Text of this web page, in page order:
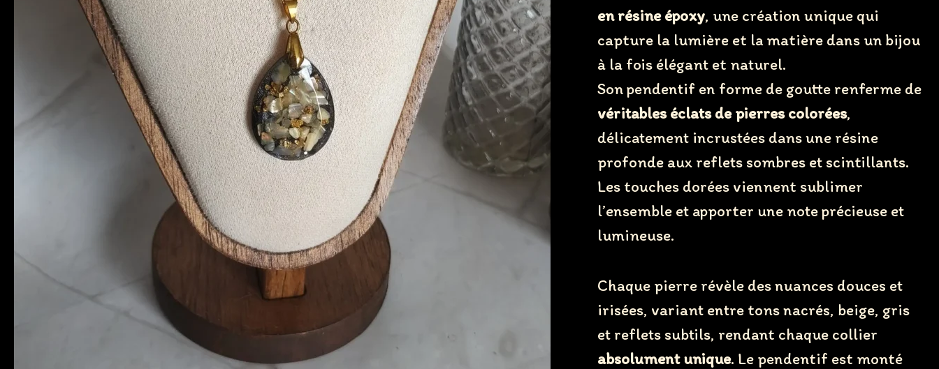
en résine époxy, une création unique qui
capture la lumière et la matière dans un bijou
à la fois élégant et naturel.
Son pendentif en forme de goutte renferme de
véritables éclats de pierres colorées,
délicatement incrustées dans une résine
profonde aux reflets sombres et scintillants.
Les touches dorées viennent sublimer
l’ensemble et apporter une note précieuse et
lumineuse.
Chaque pierre révèle des nuances douces et
irisées, variant entre tons nacrés, beige, gris
et reflets subtils, rendant chaque collier
absolument unique. Le pendentif est monté
Write a review
Your rating
Title*